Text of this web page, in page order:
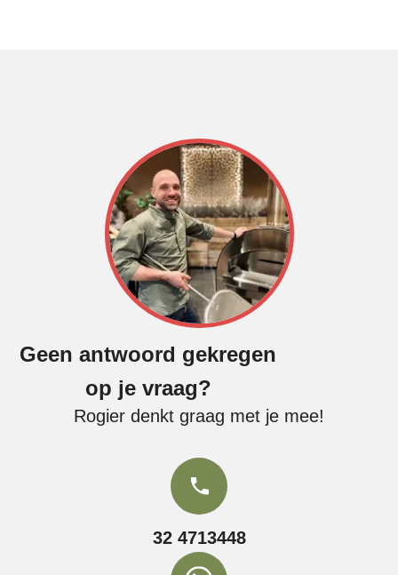
Geen antwoord gekregen
op je vraag?
Rogier denkt graag met je mee!
32 4713448